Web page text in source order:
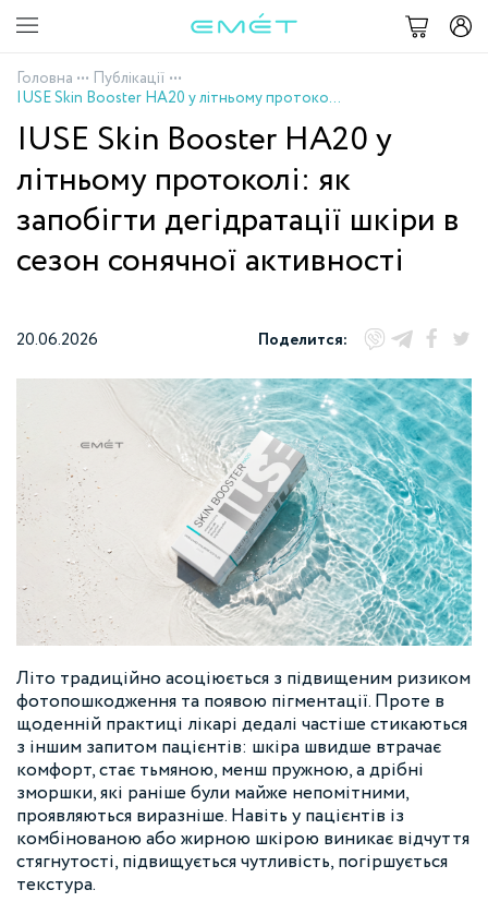
Головна ••• Публікації •••
IUSE Skin Booster HA20 у літньому протоколі: як запобігти дегідратації шкіри в сезон сонячної активності
IUSE Skin Booster HA20 у
літньому протоколі: як
запобігти дегідратації шкіри в
сезон сонячної активності
20.06.2026 Поделится:
Літо традиційно асоціюється з підвищеним ризиком
фотопошкодження та появою пігментації. Проте в
щоденній практиці лікарі дедалі частіше стикаються
з іншим запитом пацієнтів: шкіра швидше втрачає
комфорт, стає тьмяною, менш пружною, а дрібні
зморшки, які раніше були майже непомітними,
проявляються виразніше. Навіть у пацієнтів із
комбінованою або жирною шкірою виникає відчуття
стягнутості, підвищується чутливість, погіршується
текстура.